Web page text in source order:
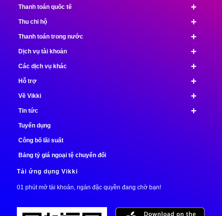
+
Thanh toán quốc tế
+
Thu chi hộ
+
Thanh toán trong nước
+
Dịch vụ tài khoản
+
Các dịch vụ khác
+
Hỗ trợ
+
Về Vikki
+
Tin tức
Tuyển dụng
Công bố lãi suất
Bảng tỷ giá ngoại tệ chuyển đổi
Tải ứng dụng Vikki
01 phút mở tài khoản, ngàn đặc quyền đang chờ bạn!